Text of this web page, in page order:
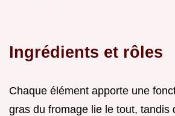
Ingrédients et rôles
Chaque élément apporte une
gras du fromage lie le tout, tandis